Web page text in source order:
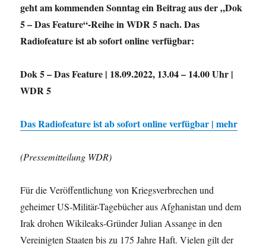
geht am kommenden Sonntag ein Beitrag aus der „Dok
5 – Das Feature“-Reihe in WDR 5 nach. Das
Radiofeature ist ab sofort online verfügbar:
Dok 5 – Das Feature | 18.09.2022, 13.04 – 14.00 Uhr |
WDR 5
Das Radiofeature ist ab sofort online verfügbar | mehr
(Pressemitteilung WDR)
Für die Veröffentlichung von Kriegsverbrechen und
geheimer US-Militär-Tagebücher aus Afghanistan und dem
Irak drohen Wikileaks-Gründer Julian Assange in den
Vereinigten Staaten bis zu 175 Jahre Haft. Vielen gilt der